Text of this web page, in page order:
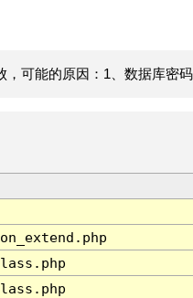
可能的原因：1、数据库密